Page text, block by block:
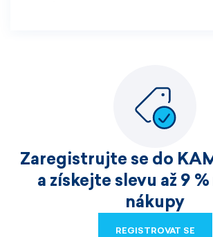
Zaregistrujte se do
a získejte slevu až 9
nákupy
REGISTROVAT SE